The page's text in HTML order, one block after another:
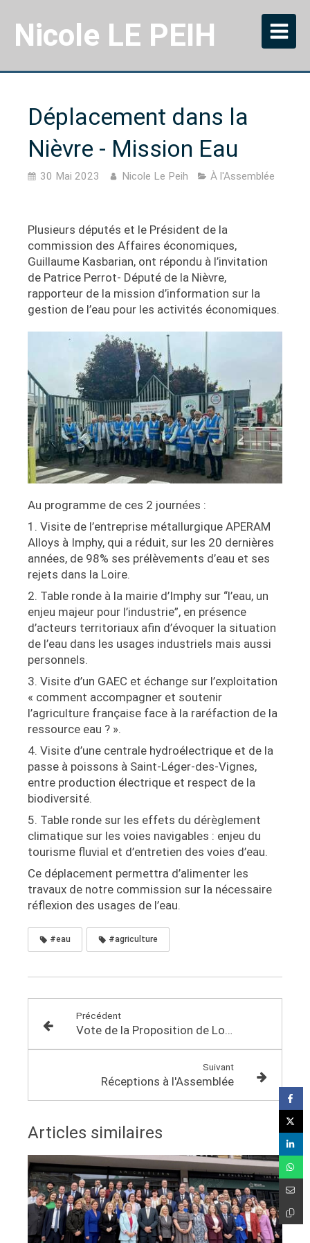
Nicole LE PEIH
Déplacement dans la
Nièvre - Mission Eau
30 Mai 2023 Nicole Le Peih À l'Assemblée
Plusieurs députés et le Président de la
commission des Affaires économiques,
Guillaume Kasbarian, ont répondu à l’invitation
de Patrice Perrot- Député de la Nièvre,
rapporteur de la mission d’information sur la
gestion de l’eau pour les activités économiques.
Au programme de ces 2 journées :
1. Visite de l’entreprise métallurgique APERAM
Alloys à Imphy, qui a réduit, sur les 20 dernières
années, de 98% ses prélèvements d’eau et ses
rejets dans la Loire.
2. Table ronde à la mairie d’Imphy sur “l’eau, un
enjeu majeur pour l’industrie”, en présence
d’acteurs territoriaux afin d’évoquer la situation
de l’eau dans les usages industriels mais aussi
personnels.
3. Visite d’un GAEC et échange sur l’exploitation
« comment accompagner et soutenir
l’agriculture française face à la raréfaction de la
ressource eau ? ».
4. Visite d’une centrale hydroélectrique et de la
passe à poissons à Saint-Léger-des-Vignes,
entre production électrique et respect de la
biodiversité.
5. Table ronde sur les effets du dérèglement
climatique sur les voies navigables : enjeu du
tourisme fluvial et d’entretien des voies d’eau.
Ce déplacement permettra d’alimenter les
travaux de notre commission sur la nécessaire
réflexion des usages de l’eau.
#eau #agriculture
Précédent
Vote de la Proposition de Loi Incendie
Suivant
Réceptions à l'Assemblée
Articles similaires